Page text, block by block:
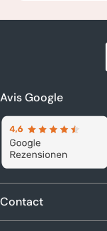
Avis Google
Contact